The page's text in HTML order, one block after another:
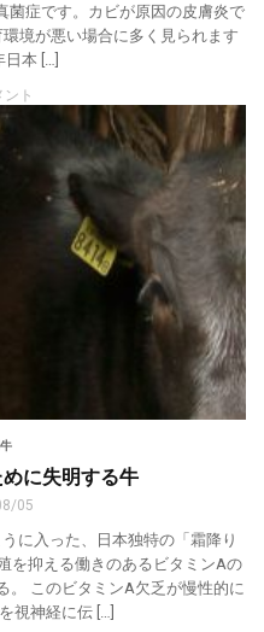
菌症です。カビが原因の皮膚炎で
境が悪い場合に多く見られます
日本 […]
ント
めに失明する牛
05
に入った、日本独特の「霜降り
を抑える働きのあるビタミンAの
。 このビタミンA欠乏が慢性的に
視神経に伝 […]